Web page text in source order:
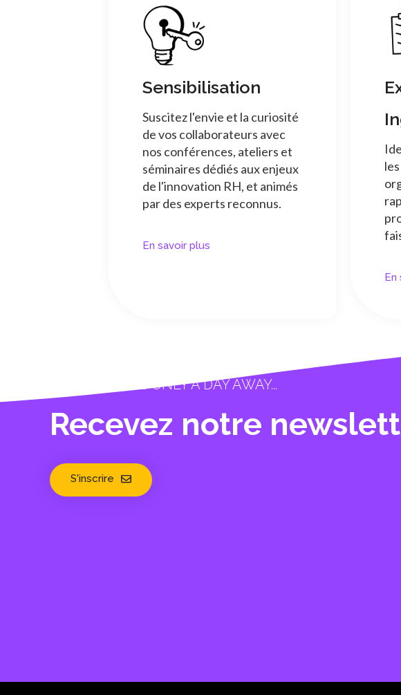
Sensibilisation
Suscitez l'envie et la curiosité
de vos collaborateurs avec
nos conférences, ateliers et
séminaires dédiés aux enjeux
de l'innovation RH, et animés
par des experts reconnus.
En savoir plus
En
TOMORROW IS ONLY A DAY AWAY...
Recevez notre
S'inscrire